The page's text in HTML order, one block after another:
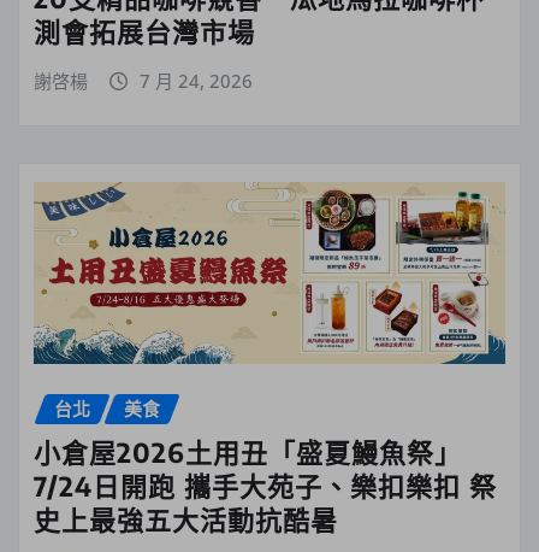
測會拓展台灣市場
謝啓楊 7 月 24, 2026
台北 美食
小倉屋2026土用丑「盛夏鰻魚祭」
7/24日開跑 攜手大苑子、樂扣樂扣 祭
史上最強五大活動抗酷暑